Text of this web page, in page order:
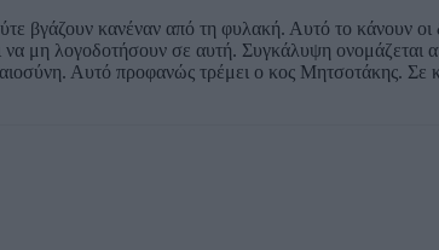
βγάζουν κανέναν από τη φυλακή. Αυτό το κάνουν οι
μη λογοδοτήσουν σε αυτή. Συγκάλυψη ονομάζεται
Αυτό προφανώς τρέμει ο κος Μητσοτάκης. Σε